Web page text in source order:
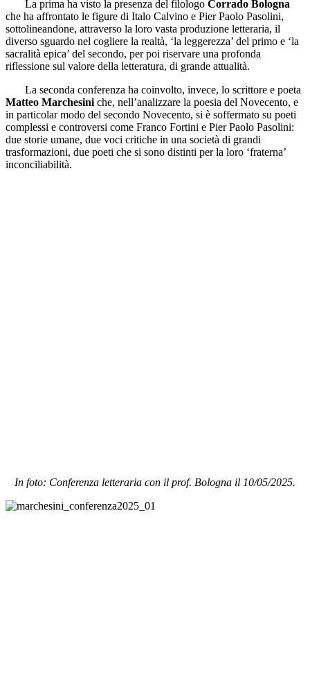
La prima ha visto la presenza del filologo Corrado Bologna
che ha affrontato le figure di Italo Calvino e Pier Paolo Pasolini,
sottolineandone, attraverso la loro vasta produzione letteraria, il
diverso sguardo nel cogliere la realtà, ‘la leggerezza’ del primo e ‘la
sacralità epica’ del secondo, per poi riservare una profonda
riflessione sul valore della letteratura, di grande attualità.
La seconda conferenza ha coinvolto, invece, lo scrittore e poeta
Matteo Marchesini che, nell’analizzare la poesia del Novecento, e
in particolar modo del secondo Novecento, si è soffermato su poeti
complessi e controversi come Franco Fortini e Pier Paolo Pasolini:
due storie umane, due voci critiche in una società di grandi
trasformazioni, due poeti che si sono distinti per la loro ‘fraterna’
inconciliabilità.
In foto: Conferenza letteraria con il prof. Bologna il 10/05/2025.